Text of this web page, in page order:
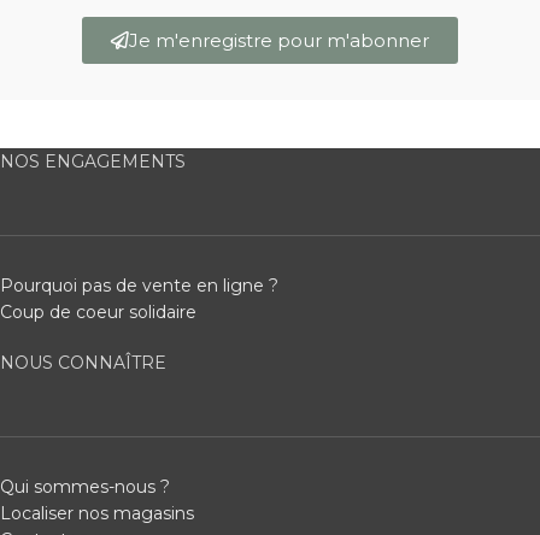
Je m'enregistre pour m'abonner
NOS ENGAGEMENTS
Pourquoi pas de vente en ligne ?
Coup de coeur solidaire
NOUS CONNAÎTRE
Qui sommes-nous ?
Localiser nos magasins